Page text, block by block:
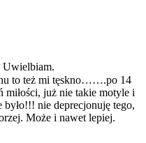
Uwielbiam.
to też mi tęskno…….po 14
miłości, już nie takie motyle i
nie deprecjonuję tego,
Może i nawet lepiej.